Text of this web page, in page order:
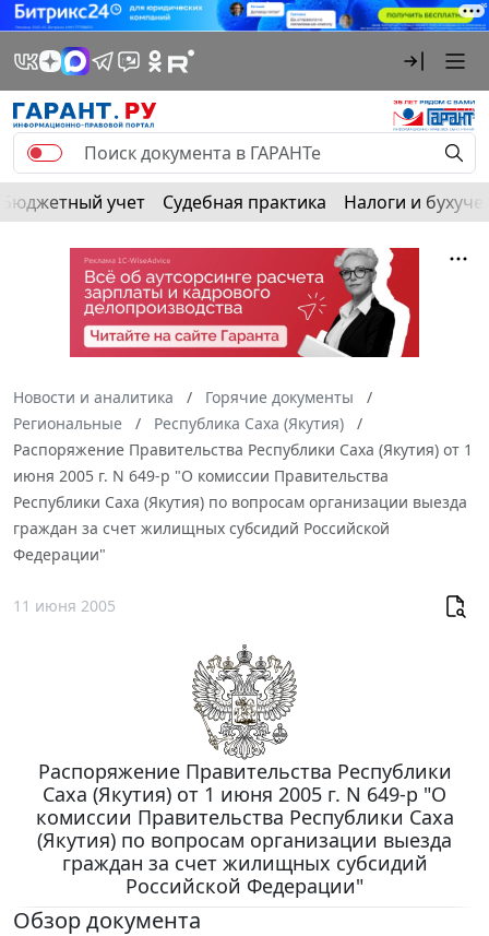
Бюджетный учет Судебная практика Налоги и
Новости и аналитика
Горячие документы
Региональные
Республика Саха (Якутия)
Распоряжение Правительства Республики Саха (Якутия) от 1
июня 2005 г. N 649-р "О комиссии Правительства
Республики Саха (Якутия) по вопросам организации выезда
граждан за счет жилищных субсидий Российской
Федерации"
11 июня 2005
Распоряжение Правительства Республики
Саха (Якутия) от 1 июня 2005 г. N 649-р "О
комиссии Правительства Республики Саха
(Якутия) по вопросам организации выезда
граждан за счет жилищных субсидий
Российской Федерации"
Обзор документа